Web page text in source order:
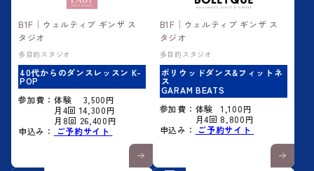
B1F│ウェルティブ ギンザ ス
タジオ
多目的スタジオ
40代からのダンスレッスン K-
POP
参加費：体験 3,500円
月4回 14,300円
月8回 26,400円
申込み：
ご予約サイト
B1F│ウェルティブ ギンザ ス
タジオ
多目的スタジオ
ボリウッドダンス&フィットネ
ス
GARAM BEATS
参加費：体験 1,100円
月4回 8,800円
申込み： ご予約サイト